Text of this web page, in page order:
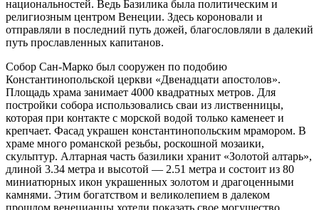
национальностей. Ведь Базилика была политическим и
религиозным центром Венеции. Здесь короновали и
отправляли в последний путь дожей, благословляли в далекий
путь прославленных капитанов.
Собор Сан-Марко был сооружен по подобию
Константинопольской церкви «Двенадцати апостолов».
Площадь храма занимает 4000 квадратных метров. Для
постройки собора использовались сваи из лиственницы,
которая при контакте с морской водой только каменеет и
крепчает. Фасад украшен константинопольским мрамором. В
храме много романской резьбы, роскошной мозаики,
скульптур. Алтарная часть базилики хранит «Золотой алтарь»,
длиной 3.34 метра и высотой — 2.51 метра и состоит из 80
миниатюрных икон украшенных золотом и драгоценными
камнями. Этим богатством и великолепием в далеком
прошлом венецианцы хотели показать свое могущество.